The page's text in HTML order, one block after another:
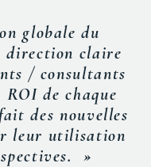
globale du
direction claire
/ consultants
de chaque
des nouvelles
leur utilisation
»